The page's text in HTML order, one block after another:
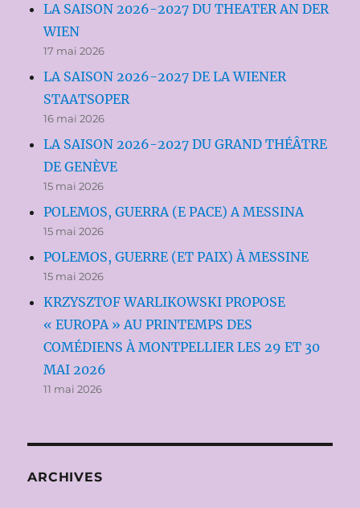
LA SAISON 2026-2027 DU THEATER AN DER
WIEN
17 mai 2026
LA SAISON 2026-2027 DE LA WIENER
STAATSOPER
16 mai 2026
LA SAISON 2026-2027 DU GRAND THÉÂTRE
DE GENÈVE
15 mai 2026
POLEMOS, GUERRA (E PACE) A MESSINA
15 mai 2026
POLEMOS, GUERRE (ET PAIX) À MESSINE
15 mai 2026
KRZYSZTOF WARLIKOWSKI PROPOSE
« EUROPA » AU PRINTEMPS DES
COMÉDIENS À MONTPELLIER LES 29 ET 30
MAI 2026
11 mai 2026
ARCHIVES